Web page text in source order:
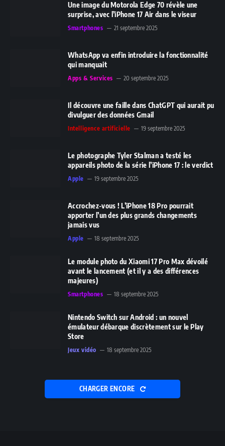
Une image du Motorola Edge 70 révèle une
surprise, avec l’iPhone 17 Air dans le viseur
Smartphones 21 septembre 2025
WhatsApp va enfin introduire la fonctionnalité
qui manquait
Apps & Services 20 septembre 2025
Il découvre une faille dans ChatGPT qui aurait pu
divulguer des données Gmail
Intelligence artificielle 19 septembre 2025
Le photographe Tyler Stalman a testé les
appareils photo de la série l’iPhone 17 : le verdict
Apple 19 septembre 2025
Accrochez-vous ! L’iPhone 18 Pro pourrait
apporter l’un des plus grands changements
jamais vus
Apple 18 septembre 2025
Le module photo du Xiaomi 17 Pro Max dévoilé
avant le lancement (et il y a des différences
majeures)
Smartphones 18 septembre 2025
Nintendo Switch sur Android : un nouvel
émulateur débarque discrètement sur le Play
Store
Jeux vidéo 18 septembre 2025
CHARGER ENCORE